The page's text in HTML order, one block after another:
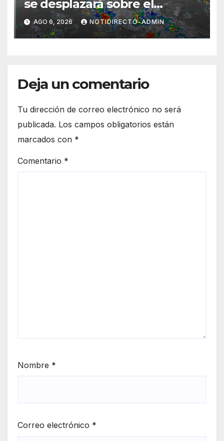
se desplazará sobre el
sureste mexicano
AGO 6, 2026 NOTIDIRECTO-ADMIN
Deja un comentario
Tu dirección de correo electrónico no será
publicada. Los campos obligatorios están
marcados con *
Comentario *
Nombre *
Correo electrónico *